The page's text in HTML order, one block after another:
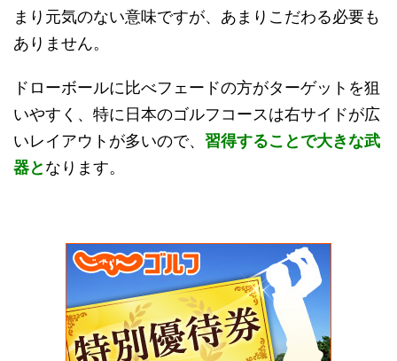
まり元気のない意味ですが、あまりこだわる必要も
ありません。
ドローボールに比べフェードの方がターゲットを狙
いやすく、特に日本のゴルフコースは右サイドが広
いレイアウトが多いので、 習得することで大きな武
器となります。